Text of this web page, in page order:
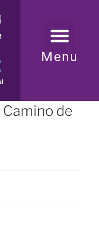
Menu
Camino de